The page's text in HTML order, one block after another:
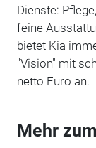
Dienste:
feine
bietet Kia
"Vision" mit
netto Euro an.
Mehr